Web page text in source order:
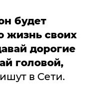
будет
жизнь своих
дорогие
головой,
в Сети.